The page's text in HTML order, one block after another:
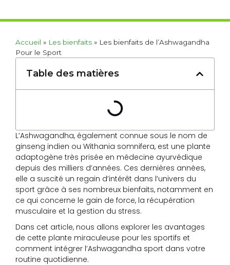
Accueil » Les bienfaits » Les bienfaits de l’Ashwagandha
Pour le Sport
Table des matières
L’Ashwagandha, également connue sous le nom de
ginseng indien ou Withania somnifera, est une plante
adaptogène très prisée en médecine ayurvédique
depuis des milliers d’années. Ces dernières années,
elle a suscité un regain d’intérêt dans l’univers du
sport grâce à ses nombreux bienfaits, notamment en
ce qui concerne le gain de force, la récupération
musculaire et la gestion du stress.
Dans cet article, nous allons explorer les avantages
de cette plante miraculeuse pour les sportifs et
comment intégrer l’Ashwagandha sport dans votre
routine quotidienne.